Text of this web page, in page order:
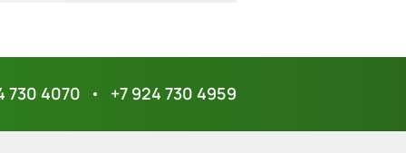
Кашпо Keter Rattan Planter
730 4070 +7 924 730 4959